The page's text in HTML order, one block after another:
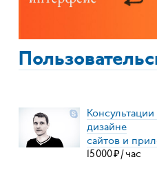
дизайне
сайтов и
15000₽/час